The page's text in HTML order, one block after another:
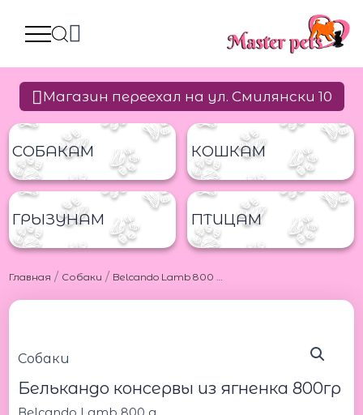
Магазин переехал на ул. Смилянски 10
СОБАКАМ КОШКАМ
ГРЫЗУНАМ ПТИЦАМ
Главная / Собаки / Belcando Lamb 800 g Белькандо консервы из ягненка 800гр
Собаки
Белькандо консервы из ягненка 800гр
g
Белькандо